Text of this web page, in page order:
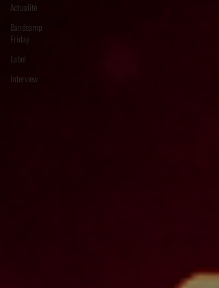
Actualité
Bandcamp
Friday
Label
Interview